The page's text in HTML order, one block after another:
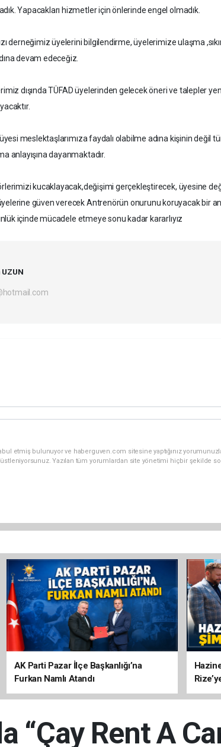
Yapacakları hizmetler için önlerinde engel olmadık.
derneğimiz üyelerini bilgilendirme, üyelerimize ulaşma
devam edeceğiz.
dışında TÜFAD üyelerinden gelecek öneri ve talepler
meslektaşlarımıza faydalı olabilme adına kişinin değil
anlayışına dayanmaktadır.
kucaklayacak,değişimi gerçekleştirecek, üyesine
güven verecek Antrenörün onurunu koruyacak bir
içinde mücadele etmeye sonu kadar kararlıyız
etmiş bulunuyor ve haberguven.com sitesine yaptığınız
üstleniyorsunuz. Yazılan tüm yorumlardan site yönetimi hiçbir şekilde
AK Parti Pazar İlçe Başkanlığı’na
Furkan Namlı Atandı
“Çay Rent A